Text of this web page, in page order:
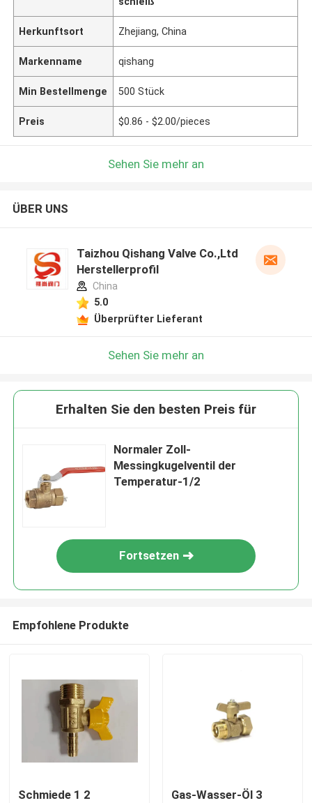
Herkunftsort Zhejiang, China
Markenname qishang
Min Bestellmenge 500 Stück
Preis $0.86 - $2.00/pieces
Sehen Sie mehr an
ÜBER UNS
Taizhou Qishang Valve Co.,Ltd
Herstellerprofil
China
5.0
Überprüfter Lieferant
Sehen Sie mehr an
Erhalten Sie den besten Preis für
Normaler Zoll-
Messingkugelventil der
Temperatur-1/2
Fortsetzen
Empfohlene Produkte
Schmiede 1 2
Gas-Wasser-Öl 3